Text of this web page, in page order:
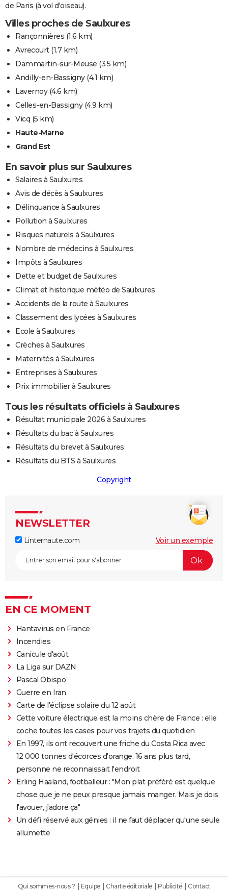
de Paris (à vol d'oiseau).
Villes proches de Saulxures
Rançonnières (1.6 km)
Avrecourt(1.7 km)
Dammartin-sur-Meuse (3.5 km)
Andilly-en-Bassigny(4.1 km)
Lavernoy(4.6 km)
Celles-en-Bassigny(4.9 km)
Vicq (5 km)
Haute-Marne
Grand Est
En savoir plus sur Saulxures
Salaires à Saulxures
Avis de décès à Saulxures
Délinquance à Saulxures
Pollution à Saulxures
Risques naturels à Saulxures
Nombre de médecins à Saulxures
Impôts à Saulxures
Dette et budget de Saulxures
Climat et historique météo de Saulxures
Accidents de la route à Saulxures
Classement des lycées à Saulxures
Ecole à Saulxures
Crèches à Saulxures
Maternités à Saulxures
Entreprises à Saulxures
Prix immobilier à Saulxures
Tous les résultats officiels à Saulxures
Résultat municipale 2026 à Saulxures
Résultats du bac à Saulxures
Résultats du brevet à Saulxures
Résultats du BTS à Saulxures
Copyright
NEWSLETTER
Linternaute.com Voir un exemple
EN CE MOMENT
Hantavirus en France
Incendies
Canicule d'août
La Liga sur DAZN
Pascal Obispo
Guerre en Iran
Carte de l'éclipse solaire du 12 août
Cette voiture électrique est la moins chère de France : elle
coche toutes les cases pour vos trajets du quotidien
En 1997, ils ont recouvert une friche du Costa Rica avec
12 000 tonnes d'écorces d'orange. 16 ans plus tard,
personne ne reconnaissait l'endroit
Erling Haaland, footballeur : "Mon plat préféré est quelque
chose que je ne peux presque jamais manger. Mais je dois
l'avouer, j'adore ça"
Un défi réservé aux génies : il ne faut déplacer qu'une seule
allumette
Qui sommes-nous ? Equipe Charte éditoriale Publicité Contact